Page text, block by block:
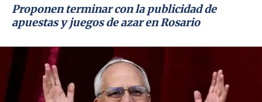
Proponen terminar con la publicidad de
apuestas y juegos de azar en Rosario